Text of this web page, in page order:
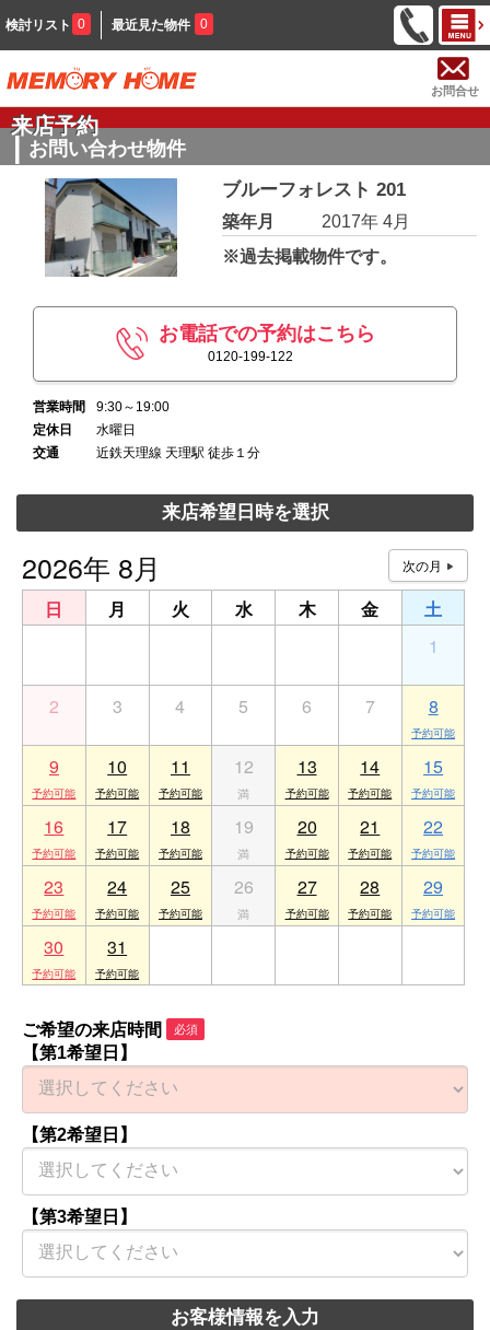
検討リスト 0 最近見た物件 0
お問合せ
来店予約
お問い合わせ物件
ブルーフォレスト 201
築年月
2017年 4月
※過去掲載物件です。
お電話での予約はこちら
0120-199-122
営業時間
9:30～19:00
定休日
水曜日
交通
近鉄天理線 天理駅 徒歩１分
来店希望日時を選択
2026年 8月
日 月 火 水 木 金
土
1
2 3 4 5 6 7 8
9 10 11 12 13 14 15
16 17 18 19 20 21 22
23 24 25 26 27 28 29
30 31
ご希望の来店時間 必須
【第1希望日】
【第2希望日】
【第3希望日】
お客様情報を入力